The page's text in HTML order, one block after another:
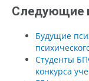
Следующие
Будущие
Студенты
конкурса